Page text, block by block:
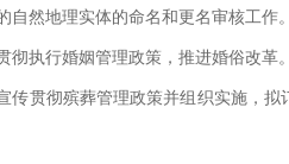
自然地理实体的命名和更名审核工作。
彻执行婚姻管理政策，推进婚俗改革。
宣传贯彻殡葬管理政策并组织实施，